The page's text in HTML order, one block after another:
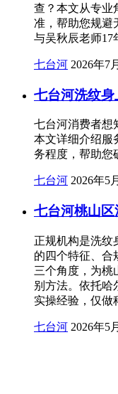
查？本文从专业
准，帮助您规避
与吴秋辰老师17
七台河 2026年7
七台河洗纹
七台河消费者想
本文详细介绍服
务程度，帮助您
七台河 2026年5
七台河桃山
正规机构是洗纹
的四个特征、合
三个角度，为桃
别方法。依托哈
实操经验，仅做
七台河 2026年5